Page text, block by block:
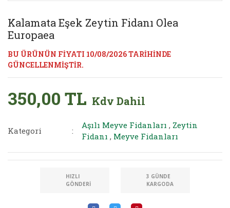
Kalamata Eşek Zeytin Fidanı Olea
Europaea
BU ÜRÜNÜN FİYATI 10/08/2026 TARİHİNDE
GÜNCELLENMİŞTİR.
350,00 TL Kdv Dahil
Kategori
Aşılı Meyve Fidanları , Zeytin
Fidanı , Meyve Fidanları
HIZLI
GÖNDERI
3 GÜNDE
KARGODA